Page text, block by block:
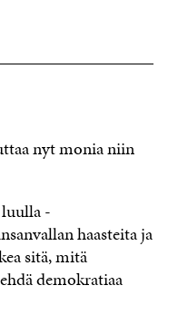
nyt monia niin
-
haasteita ja
sitä, mitä
demokratiaa